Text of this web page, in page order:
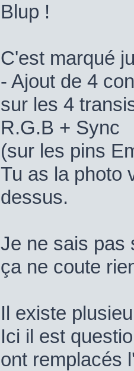
Blup !
C'est marqué
- Ajout de 4
sur les 4
R.G.B + Sync
(sur les pins
Tu as la photo
dessus.
Je ne sais pas
ça ne coute
Il existe
Ici il est
ont remplacés